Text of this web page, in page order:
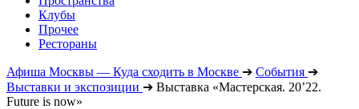
Клубы
Прочее
Рестораны
Афиша Москвы — Куда сходить в Москве ➔ События ➔
Выставки и экспозиции ➔ Выставка «Мастерская. 20’22.
Future is now»